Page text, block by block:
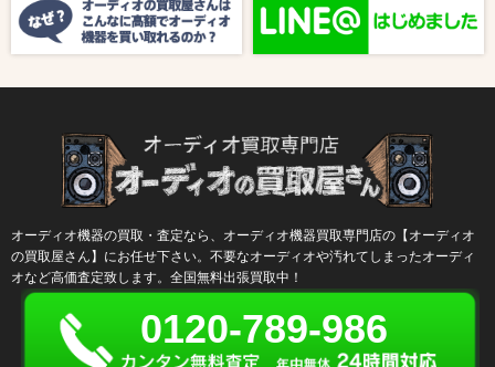
【ラジオ番組放送のお知らせ】
オーディオ機器の買取・査定なら、オーディオ機器買取専門店の【オーディオ
の買取屋さん】にお任せ下さい。不要なオーディオや汚れてしまったオーディ
オなど高価査定致します。全国無料出張買取中！
0120-789-986